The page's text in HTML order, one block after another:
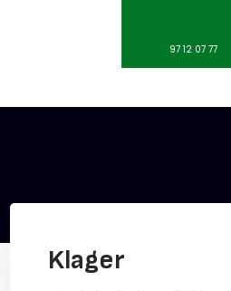
Klager​
97 12 07 77